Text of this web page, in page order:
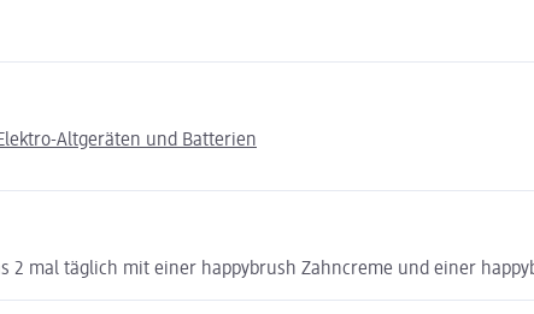
Altgeräten und Batterien
2 mal täglich mit einer happybrush Zahncreme und einer